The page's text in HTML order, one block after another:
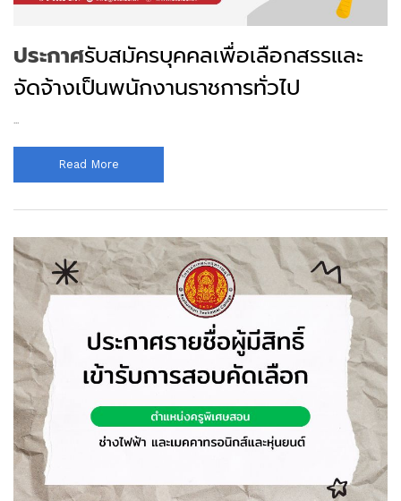
ประกาศรับสมัครบุคคลเพื่อเลือกสรรและ
จัดจ้างเป็นพนักงานราชการทั่วไป
...
Read More